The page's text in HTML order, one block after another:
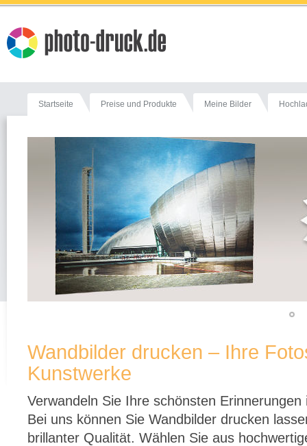
Startseite Preise und Produkte Meine Bilder
Wandbilder drucken – Ihre
Kunstwerke
Verwandeln Sie Ihre schönsten
Bei uns können Sie Wandbilder drucken
brillanter Qualität. Wählen Sie aus